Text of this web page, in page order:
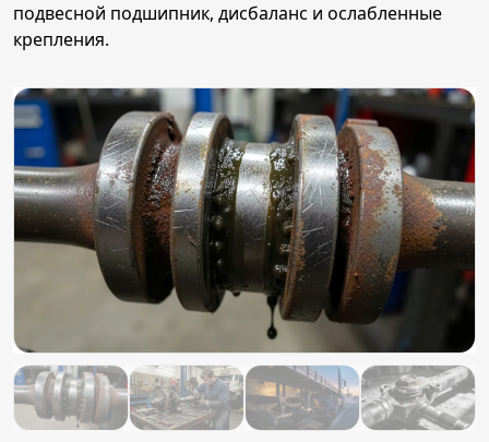
подвесной подшипник, дисбаланс и ослабленные
крепления.